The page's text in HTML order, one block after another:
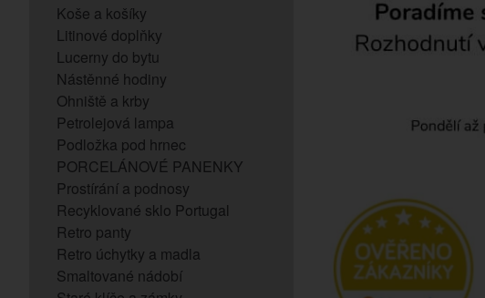
Koše a košíky
Litinové doplňky
Lucerny do bytu
Nástěnné hodiny
Ohniště a krby
Petrolejová lampa
Podložka pod hrnec
PORCELÁNOVÉ PANENKY
Prostírání a podnosy
Recyklované sklo Portugal
Retro panty
Retro úchytky a madla
Smaltované nádobí